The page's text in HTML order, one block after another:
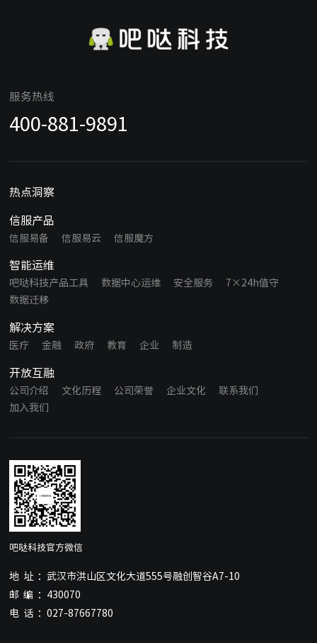
服务热线
400-881-9891
热点洞察
信服产品
信服易备 信服易云 信服魔方
智能运维
吧哒科技产品工具 数据中心运维 安全服务
7×24h值守
数据迁移
解决方案
医疗 金融 政府 教育 企业 制造
开放互融
公司介绍 文化历程 公司荣誉 企业文化
联系我们
加入我们
吧哒科技官方微信
地址： 武汉市洪山区文化大道555号融创智谷A7-10
邮编： 430070
电话： 027-87667780